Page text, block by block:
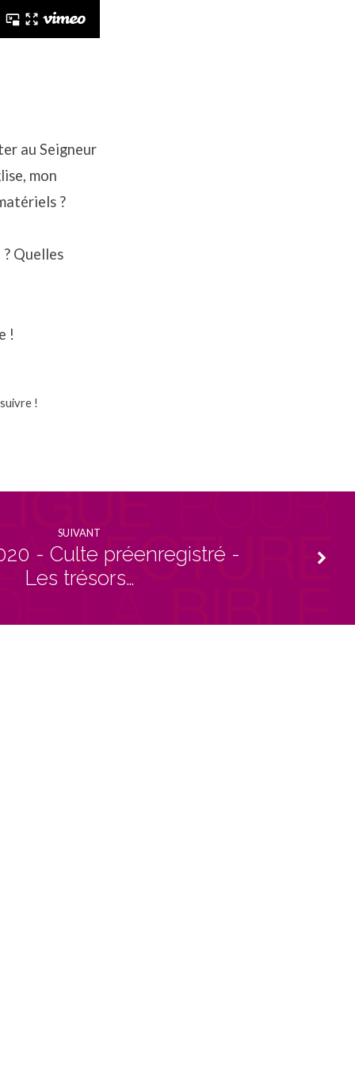
au Seigneur
mon
?
Quelles
!
!
SUIVANT
- Culte préenregistré -
Les trésors…